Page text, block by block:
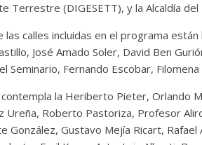
Terrestre (DIGESETT), y la Alcaldía del
las calles incluidas en el programa
José Amado Soler, David Ben
Seminario, Fernando Escobar,
la Heriberto Pieter, Orlando
Ureña, Roberto Pastoriza, Profesor
González, Gustavo Mejía Ricart, Rafael